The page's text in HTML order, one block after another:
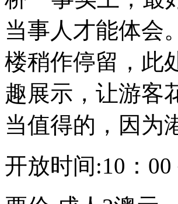
当事人才能体会
楼稍作停留，此
趣展示，让游客
当值得的，因为
开放时间:10：